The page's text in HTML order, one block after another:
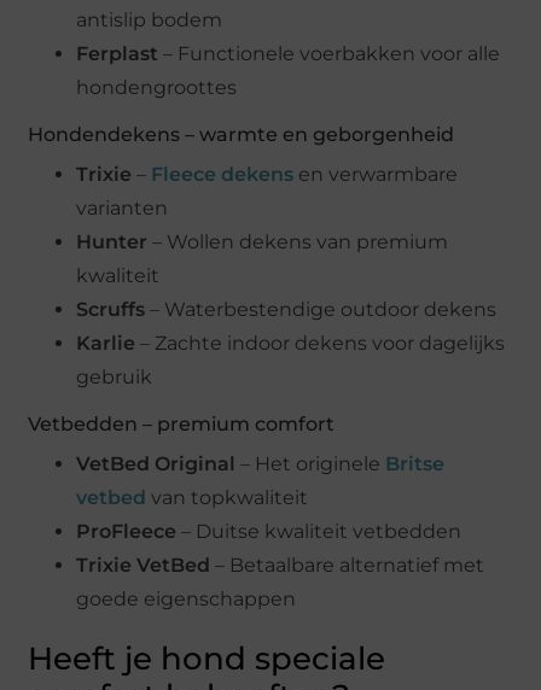
antislip bodem
Ferplast – Functionele voerbakken voor alle
hondengroottes
Hondendekens – warmte en geborgenheid
Trixie – Fleece dekens en verwarmbare
varianten
Hunter – Wollen dekens van premium
kwaliteit
Scruffs – Waterbestendige outdoor dekens
Karlie – Zachte indoor dekens voor dagelijks
gebruik
Vetbedden – premium comfort
VetBed Original – Het originele Britse
vetbed van topkwaliteit
ProFleece – Duitse kwaliteit vetbedden
Trixie VetBed – Betaalbare alternatief met
goede eigenschappen
Heeft je hond speciale